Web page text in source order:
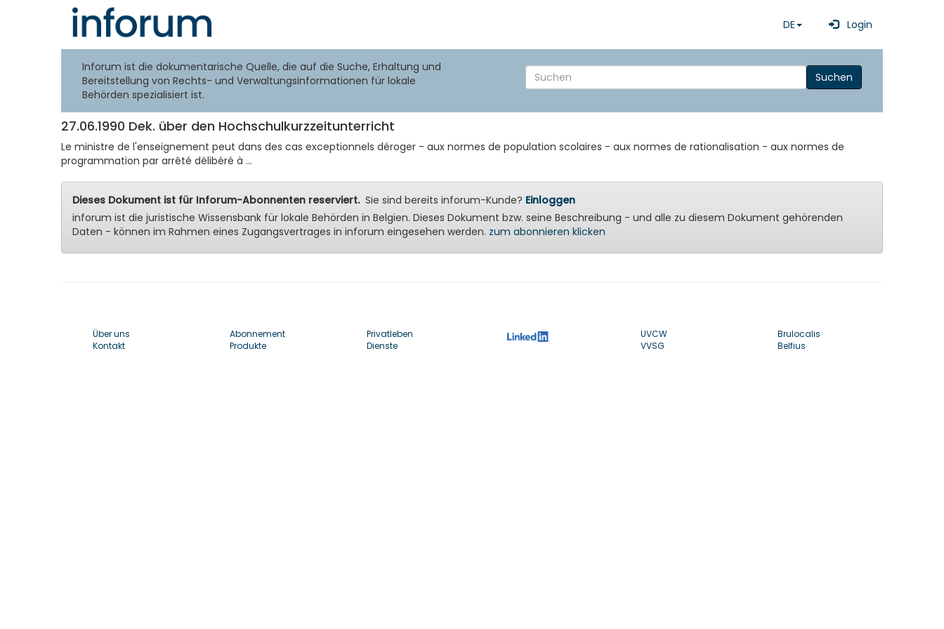
DE Login
Inforum ist die dokumentarische Quelle, die auf die Suche, Erhaltung und
Bereitstellung von Rechts- und Verwaltungsinformationen für lokale
Behörden spezialisiert ist.
Suchen
27.06.1990 Dek. über den Hochschulkurzzeitunterricht
Le ministre de l'enseignement peut dans des cas exceptionnels déroger - aux normes de population scolaires - aux normes de rationalisation - aux normes de
programmation par arrêté délibéré à ...
Dieses Dokument ist für Inforum-Abonnenten reserviert.Sie sind bereits inforum-Kunde? Einloggen
inforum ist die juristische Wissensbank für lokale Behörden in Belgien. Dieses Dokument bzw. seine Beschreibung - und alle zu diesem Dokument gehörenden
Daten - können im Rahmen eines Zugangsvertrages in inforum eingesehen werden. zum abonnieren klicken
Über uns
Kontakt
Abonnement
Produkte
Privatleben
Dienste
UVCW
VVSG
Brulocalis
Belfius